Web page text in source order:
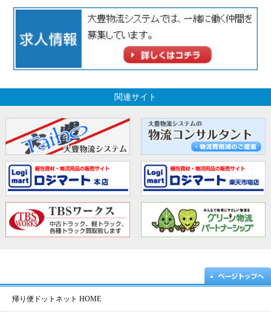
関連サイト
帰り便ドットネット HOME